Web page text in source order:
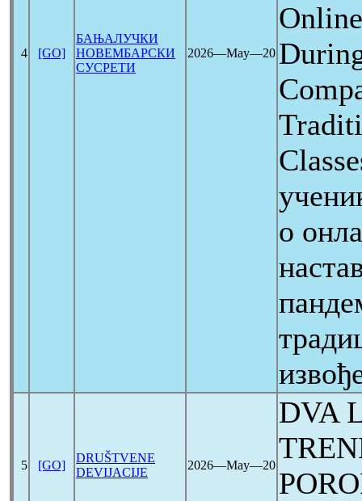
4 [GO]
БАЊАЛУЧКИ
НОВЕМБАРСКИ
СУСРЕТИ
2026―May―20
о
5 [GO]
DRUŠTVENE
DEVIJACIJE
2026―May―20
DVA